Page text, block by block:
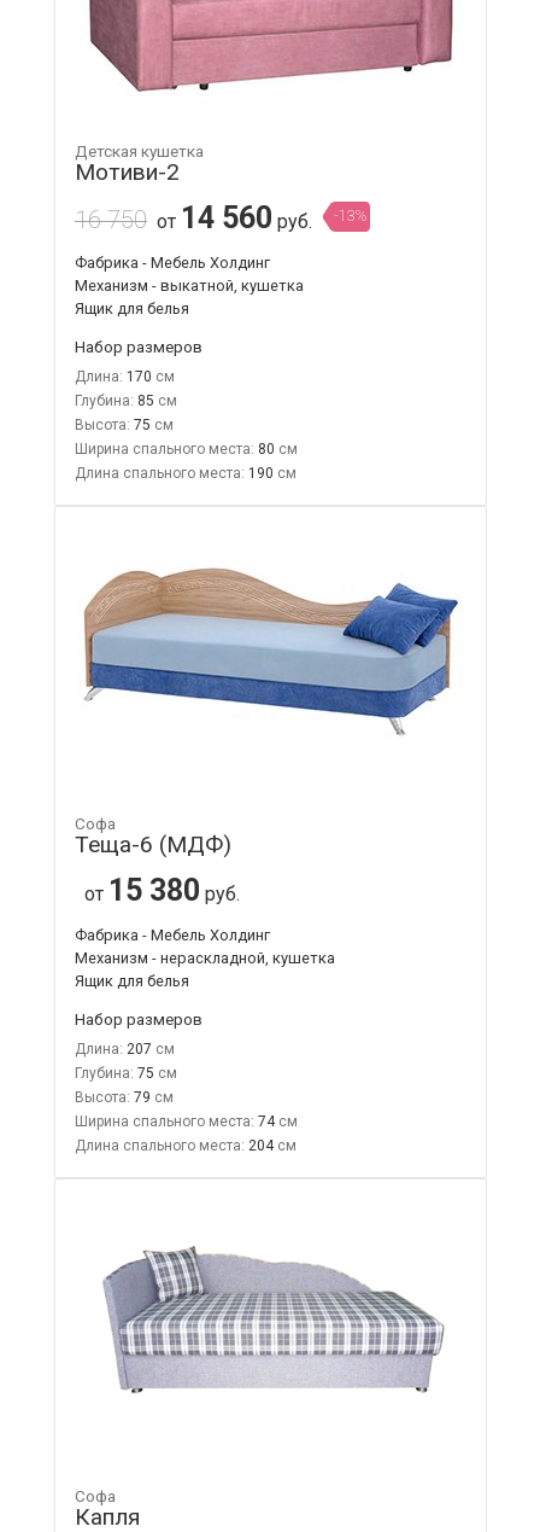
Детская кушетка
Мотиви-2
16 750 от 14 560 руб. -13%
Фабрика - Мебель Холдинг
Механизм - выкатной, кушетка
Ящик для белья
Набор размеров
Длина: 170
Глубина: 85
Высота: 75
Ширина спального места: 80
Длина спального места: 190
Софа
Теща-6 (МДФ)
от 15 380 руб.
Фабрика - Мебель Холдинг
Механизм - нераскладной, кушетка
Ящик для белья
Набор размеров
Длина: 207
Глубина: 75
Высота: 79
Ширина спального места: 74
Длина спального места: 204
Софа
Капля